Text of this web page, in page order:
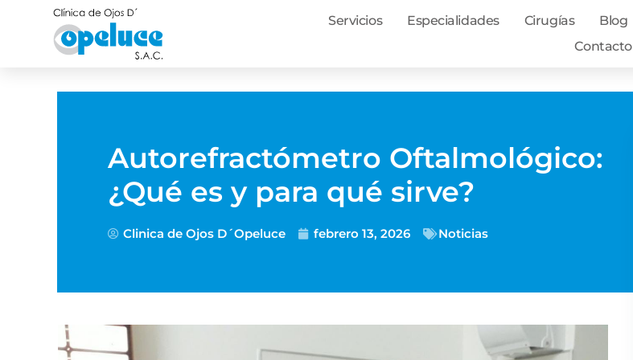
Servicios Especialidades Cirugías
Blog
Contacto
Autorefractómetro Oftalmológico:
¿Qué es y para qué sirve?
Clinica de Ojos D´Opeluce febrero 13, 2026 Noticias